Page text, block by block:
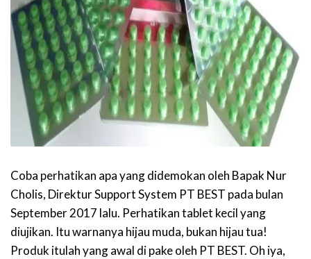
Coba perhatikan apa yang didemokan oleh Bapak Nur
Cholis, Direktur Support System PT BEST pada bulan
September 2017 lalu. Perhatikan tablet kecil yang
diujikan. Itu warnanya hijau muda, bukan hijau tua!
Produk itulah yang awal di pake oleh PT BEST. Oh iya,